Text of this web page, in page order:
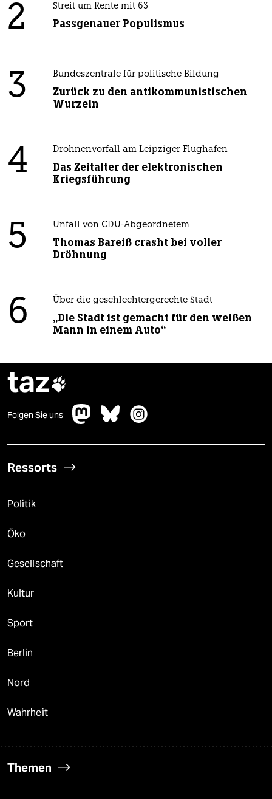
2 Streit um Rente mit 63
Passgenauer Populismus
3 Bundeszentrale für politische Bildung
Zurück zu den antikommunistischen
Wurzeln
4 Drohnenvorfall am Leipziger Flughafen
Das Zeitalter der elektronischen
Kriegsführung
5 Unfall von CDU-Abgeordnetem
Thomas Bareiß crasht bei voller
Dröhnung
6 Über die geschlechtergerechte Stadt
„Die Stadt ist gemacht für den weißen
Mann in einem Auto“
taz
Folgen Sie uns
Ressorts
Politik
Öko
Gesellschaft
Kultur
Sport
Berlin
Nord
Wahrheit
Themen